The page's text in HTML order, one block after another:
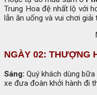
Trung Hoa đệ nhất lộ với
lẫn ăn uống và vui chơi giải
NGÀY 02: THƯỢNG
Sáng: Quý khách dùng
xe đưa đoàn khởi hành đi